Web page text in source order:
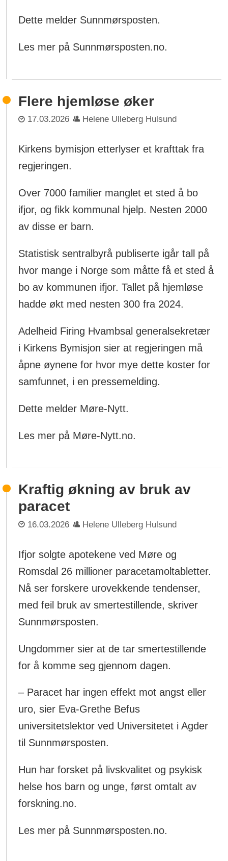
Dette melder Sunnmørsposten.
Les mer på Sunnmørsposten.no.
Flere hjemløse øker
17.03.2026 Helene Ulleberg Hulsund
Kirkens bymisjon etterlyser et krafttak fra
regjeringen.
Over 7000 familier manglet et sted å bo
ifjor, og fikk kommunal hjelp. Nesten 2000
av disse er barn.
Statistisk sentralbyrå publiserte igår tall på
hvor mange i Norge som måtte få et sted å
bo av kommunen ifjor. Tallet på hjemløse
hadde økt med nesten 300 fra 2024.
Adelheid Firing Hvambsal generalsekretær
i Kirkens Bymisjon sier at regjeringen må
åpne øynene for hvor mye dette koster for
samfunnet, i en pressemelding.
Dette melder Møre-Nytt.
Les mer på Møre-Nytt.no.
Kraftig økning av bruk av
paracet
16.03.2026 Helene Ulleberg Hulsund
Ifjor solgte apotekene ved Møre og
Romsdal 26 millioner paracetamoltabletter.
Nå ser forskere urovekkende tendenser,
med feil bruk av smertestillende, skriver
Sunnmørsposten.
Ungdommer sier at de tar smertestillende
for å komme seg gjennom dagen.
– Paracet har ingen effekt mot angst eller
uro, sier Eva-Grethe Befus
universitetslektor ved Universitetet i Agder
til Sunnmørsposten.
Hun har forsket på livskvalitet og psykisk
helse hos barn og unge, først omtalt av
forskning.no.
Les mer på Sunnmørsposten.no.